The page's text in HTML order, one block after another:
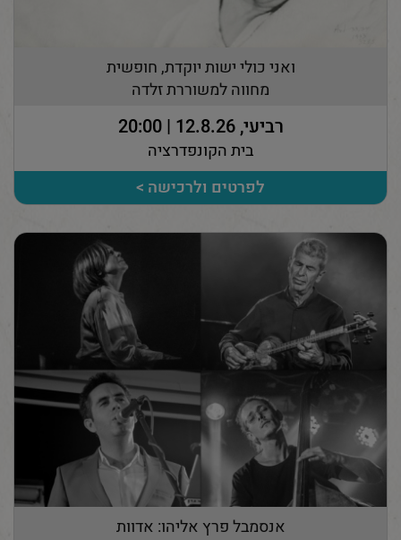
ואני כולי ישות יוקדת, חופשית
מחווה למשוררת זלדה
רביעי, 12.8.26 | 20:00
בית הקונפדרציה
לפרטים ולרכישה >
אנסמבל פרץ אליהו: אדוות